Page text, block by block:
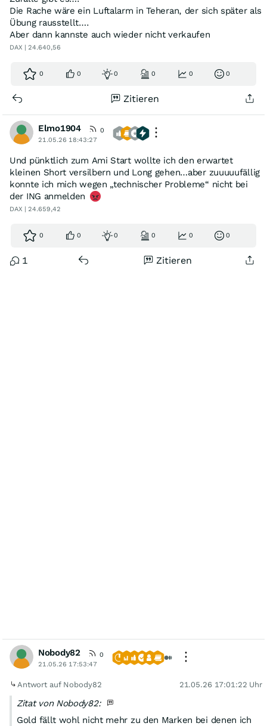
Die Rache wäre ein Luftalarm in Teheran, der sich später als
Übung rausstellt….
Aber dann kannste auch wieder nicht verkaufen
DAX | 24.640,56
0 0 0 0 0 0
Zitieren
Elmo1904
0
21.05.26 18:43:27
Und pünktlich zum Ami Start wollte ich den erwartet
kleinen Short versilbern und Long gehen…aber zuuuuufällig
konnte ich mich wegen „technischer Probleme“ nicht bei
der ING anmelden
DAX | 24.659,42
0 0 0 0 0 0
1 Zitieren
Nobody82
0
21.05.26 17:53:47
Antwort auf Nobody82 21.05.26 17:01:22 Uhr
Zitat von Nobody82:
Gold fällt wohl nicht mehr zu den Marken bei denen ich